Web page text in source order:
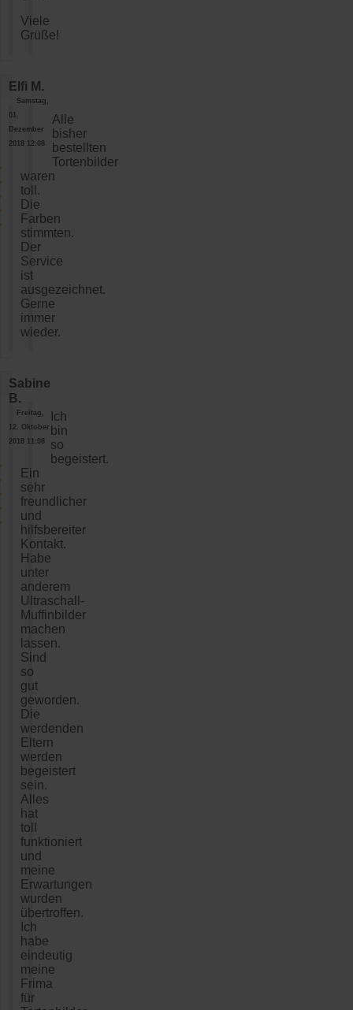
Viele
Grüße!
Elfi M.
Samstag,
01.
Dezember
2018 12:08
Alle
bisher
bestellten
Tortenbilder
waren
toll.
Die
Farben
stimmten.
Der
Service
ist
ausgezeichnet.
Gerne
immer
wieder.
Sabine
B.
Freitag,
12. Oktober
2018 11:08
Ich
bin
so
begeistert.
Ein
sehr
freundlicher
und
hilfsbereiter
Kontakt.
Habe
unter
anderem
Ultraschall-
Muffinbilder
machen
lassen.
Sind
so
gut
geworden.
Die
werdenden
Eltern
werden
begeistert
sein.
Alles
hat
toll
funktioniert
und
meine
Erwartungen
wurden
übertroffen.
Ich
habe
eindeutig
meine
Frima
für